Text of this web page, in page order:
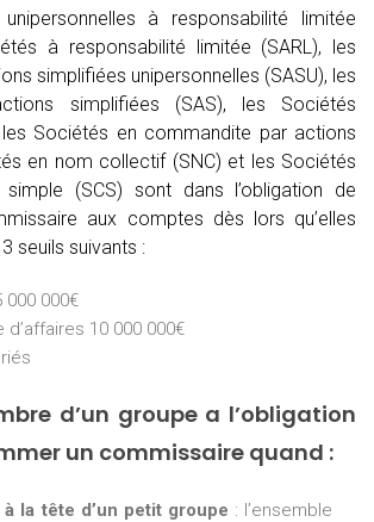
à responsabilité limitée
à responsabilité limitée (SARL), les
simplifiées unipersonnelles (SASU), les
simplifiées (SAS), les Sociétés
Sociétés en commandite par actions
en nom collectif (SNC) et les Sociétés
(SCS) sont dans l’obligation de
aux comptes dès lors qu’elles
seuils suivants :
000 000€
10 000 000€
d’un groupe a l’obligation
un commissaire quand :
la tête d’un petit groupe : l’ensemble